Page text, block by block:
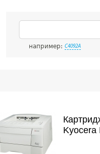
например: C4092A
Kyocera